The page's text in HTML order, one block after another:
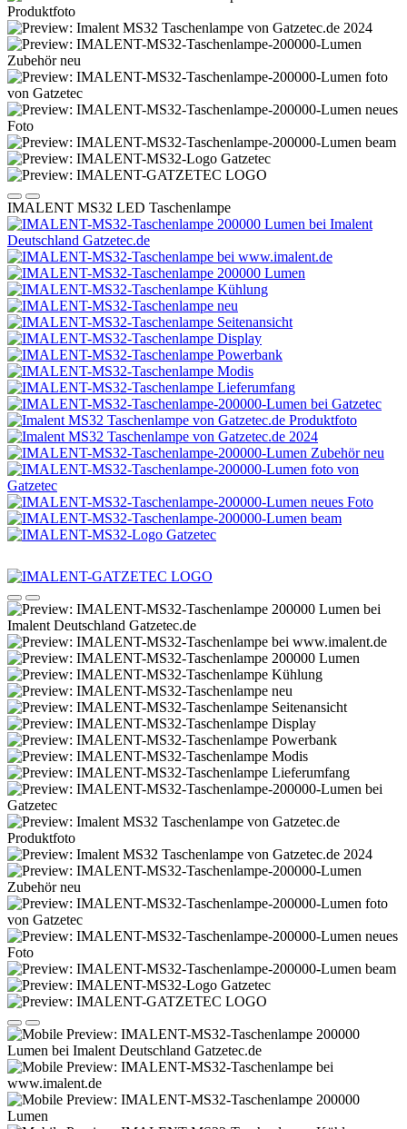
IMALENT MS32 LED Taschenlampe